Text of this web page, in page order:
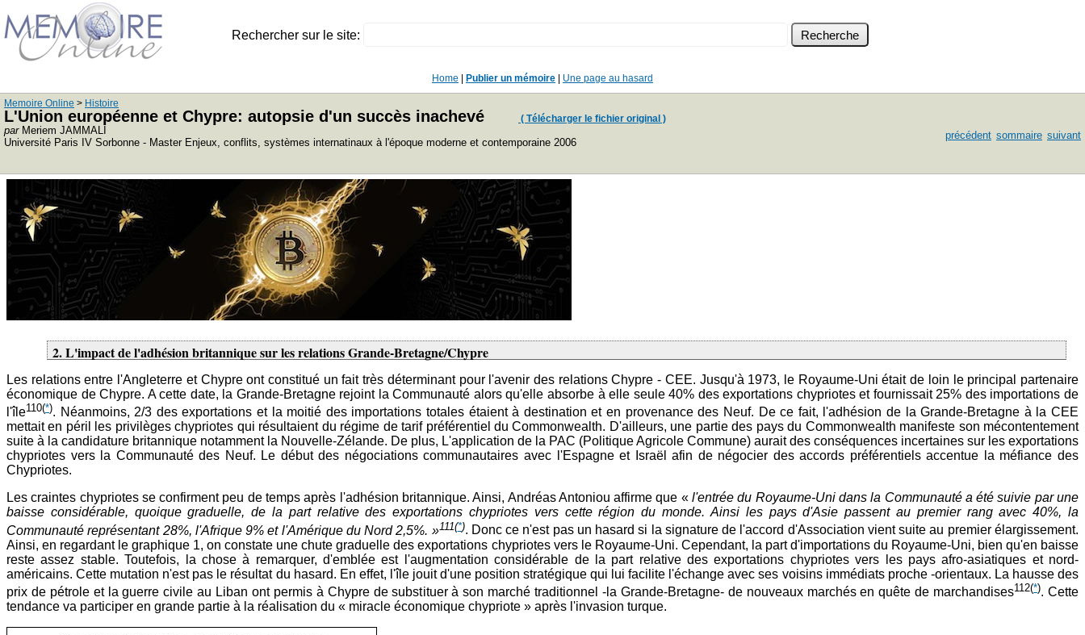
Rechercher sur le site:
Home Publier un mémoire Une page au hasard
Memoire Online > Histoire
L'Union européenne et Chypre: autopsie d'un succès inachevé ( Télécharger le fichier original )
parMeriem JAMMALI
Université Paris IV Sorbonne - Master Enjeux, conflits, systèmes internatinaux à l'époque moderne et contemporaine 2006
précédent sommaire suivant
2. L'impact de l'adhésion britannique sur les relations Grande-Bretagne/Chypre
Les relations entre l'Angleterre et Chypre ont constitué un fait très déterminant pour l'avenir des relations Chypre - CEE. Jusqu'à 1973, le Royaume-Uni était de loin le principal partenaire
économique de Chypre. A cette date, la Grande-Bretagne rejoint la Communauté alors qu'elle absorbe à elle seule 40% des exportations chypriotes et fournissait 25% des importations de
l'île110(*). Néanmoins, 2/3 des exportations et la moitié des importations totales étaient à destination et en provenance des Neuf. De ce fait, l'adhésion de la Grande-Bretagne à la CEE
mettait en péril les privilèges chypriotes qui résultaient du régime de tarif préférentiel du Commonwealth. D'ailleurs, une partie des pays du Commonwealth manifeste son mécontentement
suite à la candidature britannique notamment la Nouvelle-Zélande. De plus, L'application de la PAC (Politique Agricole Commune) aurait des conséquences incertaines sur les exportations
chypriotes vers la Communauté des Neuf. Le début des négociations communautaires avec l'Espagne et Israël afin de négocier des accords préférentiels accentue la méfiance des
Chypriotes.
Les craintes chypriotes se confirment peu de temps après l'adhésion britannique. Ainsi, Andréas Antoniou affirme que «l'entrée du Royaume-Uni dans la Communauté a été suivie par une
baisse considérable, quoique graduelle, de la part relative des exportations chypriotes vers cette région du monde. Ainsi les pays d'Asie passent au premier rang avec 40%, la
Communauté représentant 28%, l'Afrique 9% et l'Amérique du Nord 2,5%. »111(*). Donc ce n'est pas un hasard si la signature de l'accord d'Association vient suite au premier élargissement.
Ainsi, en regardant le graphique 1, on constate une chute graduelle des exportations chypriotes vers le Royaume-Uni. Cependant, la part d'importations du Royaume-Uni, bien qu'en baisse
reste assez stable. Toutefois, la chose à remarquer, d'emblée est l'augmentation considérable de la part relative des exportations chypriotes vers les pays afro-asiatiques et nord-
américains. Cette mutation n'est pas le résultat du hasard. En effet, l'île jouit d'une position stratégique qui lui facilite l'échange avec ses voisins immédiats proche -orientaux. La hausse des
prix de pétrole et la guerre civile au Liban ont permis à Chypre de substituer à son marché traditionnel -la Grande-Bretagne- de nouveaux marchés en quête de marchandises112(*). Cette
tendance va participer en grande partie à la réalisation du « miracle économique chypriote » après l'invasion turque.